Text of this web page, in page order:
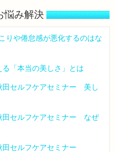
悩み解決
りや倦怠感が悪化するのはな
「本当の美しさ」とは
田セルフケアセミナー 美し
田セルフケアセミナー なぜ
セルフケアセミナー